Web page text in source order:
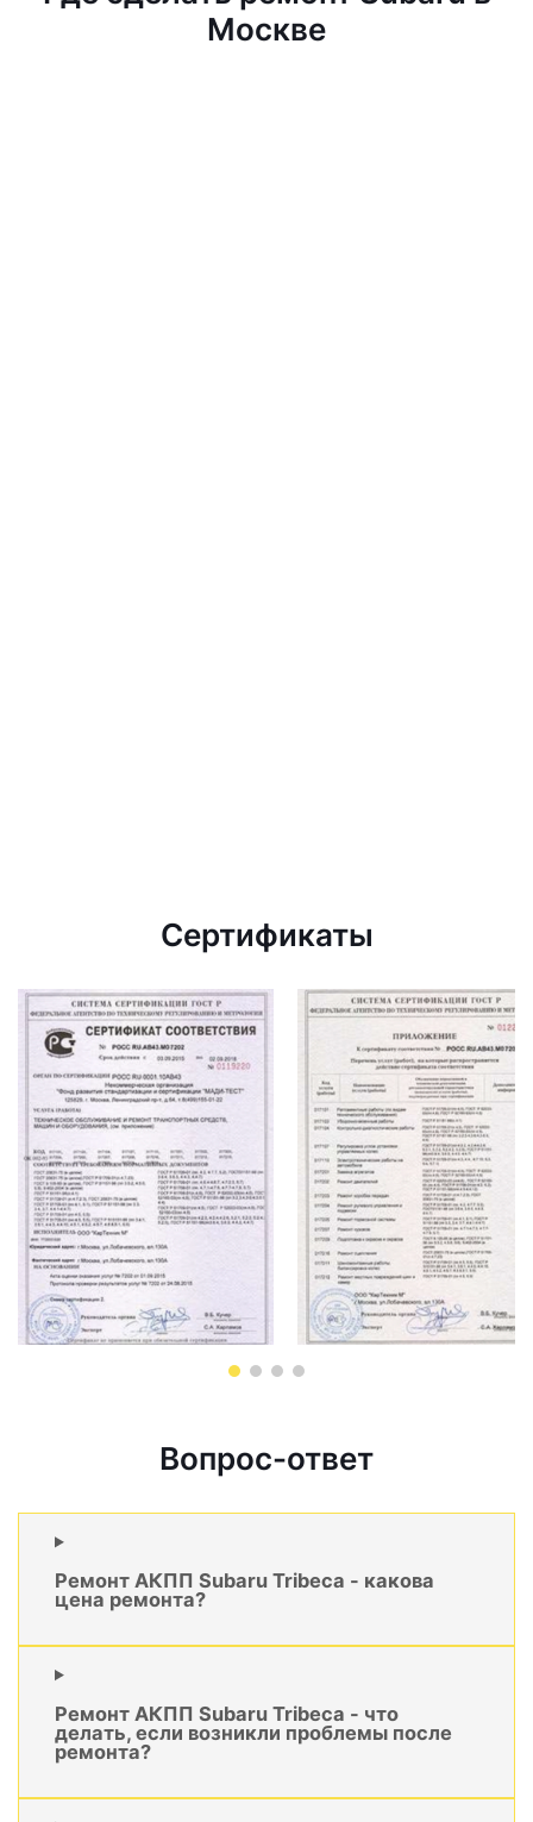
Москве
Сертификаты
Вопрос-ответ
Ремонт АКПП Subaru Tribeca - какова
цена ремонта?
Ремонт АКПП Subaru Tribeca - что
делать, если возникли проблемы после
ремонта?